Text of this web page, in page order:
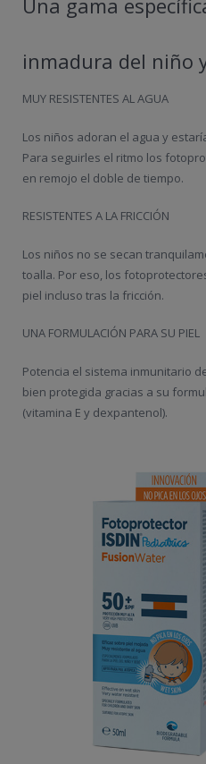
Una gama
inmadura del niño
MUY RESISTENTES AL AGUA
Los niños adoran el agua y
Para seguirles el ritmo los
en remojo el doble de tiempo.
RESISTENTES A LA FRICCIÓN
Los niños no se secan
toalla. Por eso, los
piel incluso tras la fricción.
UNA FORMULACIÓN PARA SU PIEL
Potencia el sistema inmunitario
bien protegida gracias a su
(vitamina E y dexpantenol).